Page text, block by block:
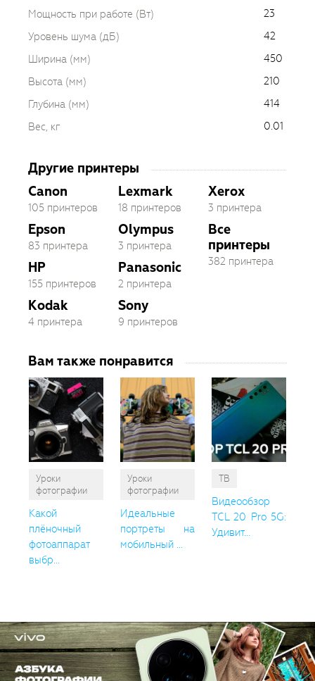
Мощность при работе (Вт)
23
Уровень шума (дБ)
42
Ширина (мм)
450
Высота (мм)
210
Глубина (мм)
414
Вес, кг
0.01
Другие принтеры
Canon
105 принтеров
Epson
83 принтера
HP
155 принтеров
Kodak
4 принтера
Lexmark
18 принтеров
Olympus
3 принтера
Panasonic
2 принтера
Sony
9 принтеров
Xerox
3 принтера
Все
принтеры
382 принтера
Вам также понравится
Уроки
фотографии
Какой
плёночный
фотоаппарат
выбр...
Уроки
фотографии
Идеальные
портреты на
мобильный ...
ТВ
Видеообзор
TCL 20 Pro 5G:
Удивит...